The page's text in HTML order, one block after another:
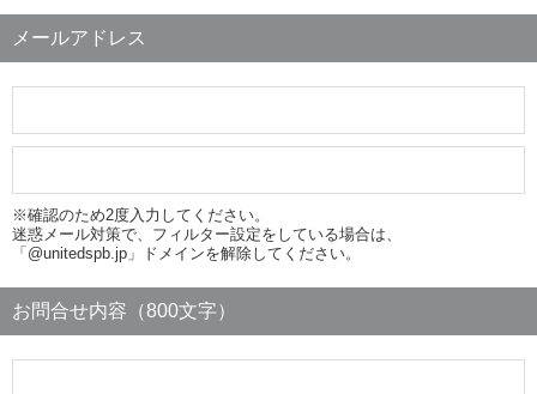
メールアドレス
※確認のため2度入力してください。
迷惑メール対策で、フィルター設定をしている場合は、
「@unitedspb.jp」ドメインを解除してください。
お問合せ内容（800文字）